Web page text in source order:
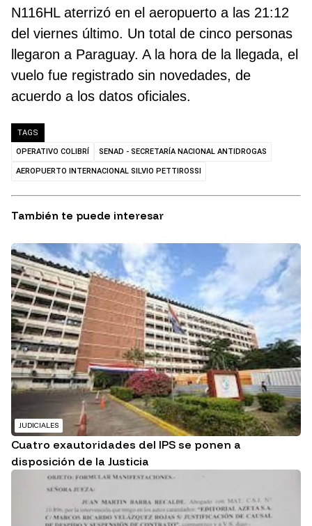
N116HL aterrizó en el aeropuerto a las 21:12
del viernes último. Un total de cinco personas
llegaron a Paraguay. A la hora de la llegada, el
vuelo fue registrado sin novedades, de
acuerdo a los datos oficiales.
TAGS
OPERATIVO COLIBRÍ SENAD - SECRETARÍA NACIONAL ANTIDROGAS
AEROPUERTO INTERNACIONAL SILVIO PETTIROSSI
También te puede interesar
JUDICIALES
Cuatro exautoridades del IPS se ponen a
disposición de la Justicia